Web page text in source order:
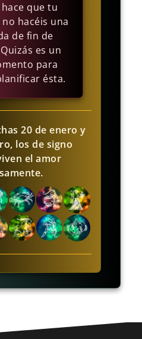
que tu
hacéis una
de fin de
es un
para
ésta.
20 de enero y
los de signo
el amor